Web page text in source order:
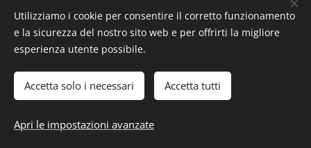
Utilizziamo i cookie per consentire il corretto funzionamento
e la sicurezza del nostro sito web e per offrirti la migliore
esperienza utente possibile.
Accetta solo i necessari Accetta tutti
Apri le impostazioni avanzate